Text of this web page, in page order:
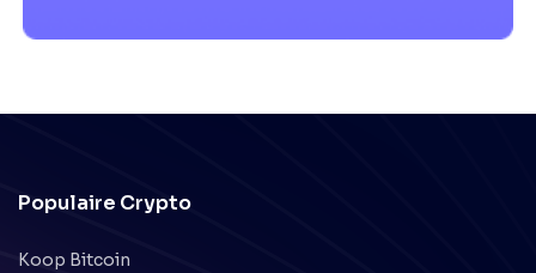
Populaire Crypto
Koop Bitcoin